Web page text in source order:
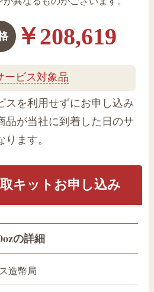
￥208,619
ービス対象品
を利用せずにお申し込み
品が当社に到着した日のサ
ます。
キットお申し込み
の詳細
造幣局